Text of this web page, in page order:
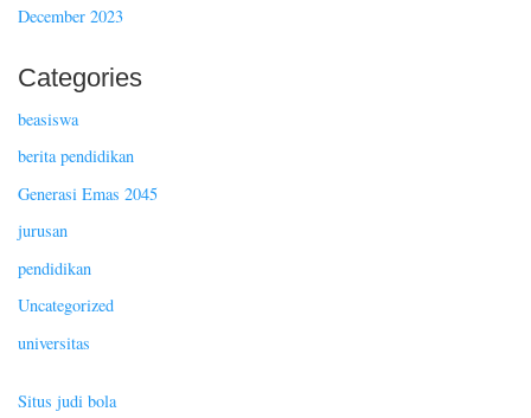
December 2023
Categories
beasiswa
berita pendidikan
Generasi Emas 2045
jurusan
pendidikan
Uncategorized
universitas
Situs judi bola